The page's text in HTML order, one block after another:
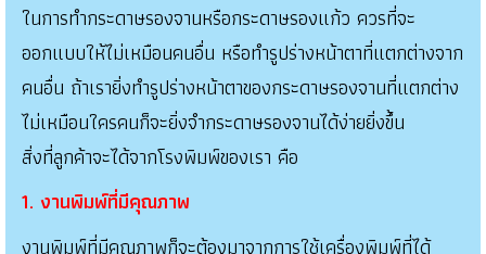
ในการทำกระดาษรองจานหรือกระดาษรองแก้ว ควรที่จะ
ออกแบบให้ไม่เหมือนคนอื่น หรือทำรูปร่างหน้าตาที่แตกต่างจาก
คนอื่น ถ้าเรายิ่งทำรูปร่างหน้าตาของกระดาษรองจานที่แตกต่าง
ไม่เหมือนใครคนก็จะยิ่งจำกระดาษรองจานได้ง่ายยิ่งขึ้น
สิ่งที่ลูกค้าจะได้จากโรงพิมพ์ของเรา คือ
1. งานพิมพ์ที่มีคุณภาพ
งานพิมพ์ที่มีคุณภาพก็จะต้องมาจากการใช้เครื่องพิมพ์ที่ได้